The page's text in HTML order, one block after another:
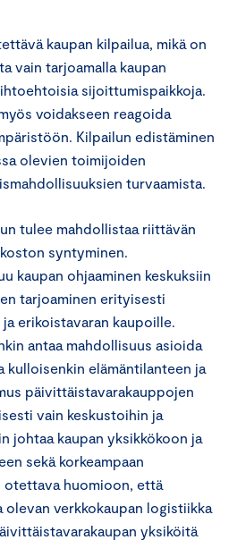
kaupan kilpailua, mikä on
vain tarjoamalla kaupan
sijoittumispaikkoja.
voidakseen reagoida
Kilpailun edistäminen
olevien toimijoiden
turvaamista.
tulee mahdollistaa riittävän
syntyminen.
kaupan ohjaaminen keskuksiin
tarjoaminen erityisesti
erikoistavaran kaupoille.
antaa mahdollisuus asioida
kulloisenkin elämäntilanteen ja
päivittäistavarakauppojen
vain keskustoihin ja
johtaa kaupan yksikkökoon ja
sekä korkeampaan
otettava huomioon, että
olevan verkkokaupan logistiikka
yksiköitä